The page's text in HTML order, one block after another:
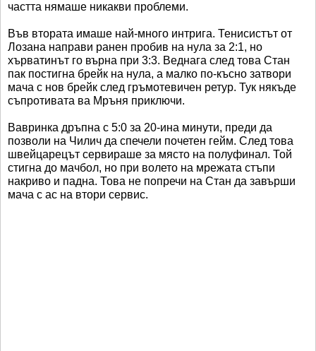
частта нямаше никакви проблеми.
Във втората имаше най-много интрига. Тенисистът от
Лозана направи ранен пробив на нула за 2:1, но
хърватинът го върна при 3:3. Веднага след това Стан
пак постигна брейк на нула, а малко по-късно затвори
мача с нов брейк след гръмотевичен ретур. Тук някъде
съпротивата ва Мръня приключи.
Вавринка дръпна с 5:0 за 20-ина минути, преди да
позволи на Чилич да спечели почетен гейм. След това
швейцарецът сервираше за място на полуфинал. Той
стигна до мачбол, но при волето на мрежата стъпи
накриво и падна. Това не попречи на Стан да завърши
мача с ас на втори сервис.